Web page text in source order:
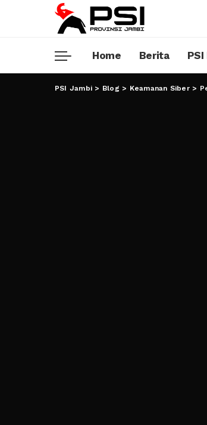
Home Berita PSI
PSI Jambi > Blog > Keamanan Siber>